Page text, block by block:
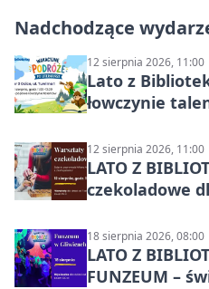
Nadchodzące
12 sierpnia 2026, 11:00
Lato z
łowczynie
12 sierpnia 2026, 11:00
LATO Z
czekoladowe
18 sierpnia 2026, 08:00
LATO Z
FUNZEUM –